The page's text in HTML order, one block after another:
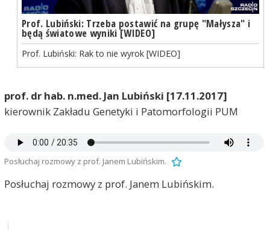
Prof. Lubiński: Trzeba postawić na grupę "Małysza" i
będą światowe wyniki [WIDEO]
Prof. Lubiński: Rak to nie wyrok [WIDEO]
prof. dr hab. n.med. Jan Lubiński [17.11.2017]
kierownik Zakładu Genetyki i Patomorfologii PUM
Posłuchaj rozmowy z prof. Janem Lubińskim.
Posłuchaj rozmowy z prof. Janem Lubińskim.